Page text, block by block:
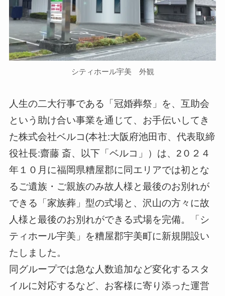
シティホール宇美 外観
人生の二大行事である「冠婚葬祭」を、互助会
という助け合い事業を通じて、お手伝いしてき
た株式会社ベルコ(本社:大阪府池田市、代表取締
役社長:齋藤 斎、以下「ベルコ」）は、2０２４
年１０月に福岡県糟屋郡に同エリアでは初とな
るご遺族・ご親族のみ故人様と最後のお別れが
できる「家族葬」型の式場と、沢山の方々に故
人様と最後のお別れができる式場を完備。「シ
ティホール宇美」を糟屋郡宇美町に新規開設い
たしました。
同グループでは急な人数追加など変化するスタ
イルに対応するなど、お客様に寄り添った運営